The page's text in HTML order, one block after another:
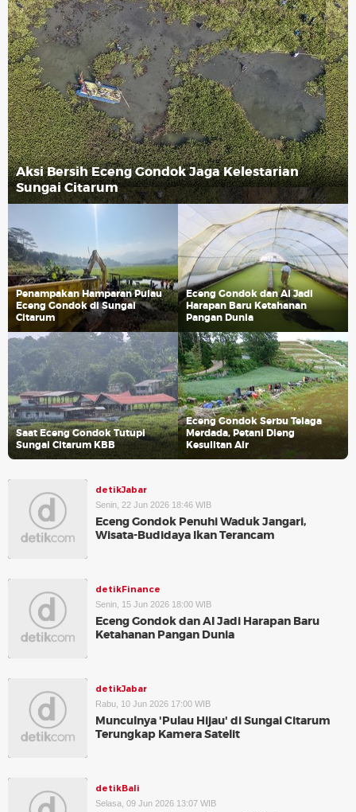
Aksi Bersih Eceng Gondok Jaga Kelestarian
Sungai Citarum
Penampakan Hamparan Pulau
Eceng Gondok di Sungai
Citarum
Eceng Gondok dan AI Jadi
Harapan Baru Ketahanan
Pangan Dunia
Saat Eceng Gondok Tutupi
Sungai Citarum KBB
Eceng Gondok Serbu Telaga
Merdada, Petani Dieng
Kesulitan Air
detikJabar
Senin, 22 Jun 2026 18:46 WIB
Eceng Gondok Penuhi Waduk Jangari,
Wisata-Budidaya Ikan Terancam
detikFinance
Senin, 15 Jun 2026 18:00 WIB
Eceng Gondok dan AI Jadi Harapan Baru
Ketahanan Pangan Dunia
detikJabar
Rabu, 10 Jun 2026 17:00 WIB
Munculnya 'Pulau Hijau' di Sungai Citarum
Terungkap Kamera Satelit
detikBali
Selasa, 09 Jun 2026 13:07 WIB